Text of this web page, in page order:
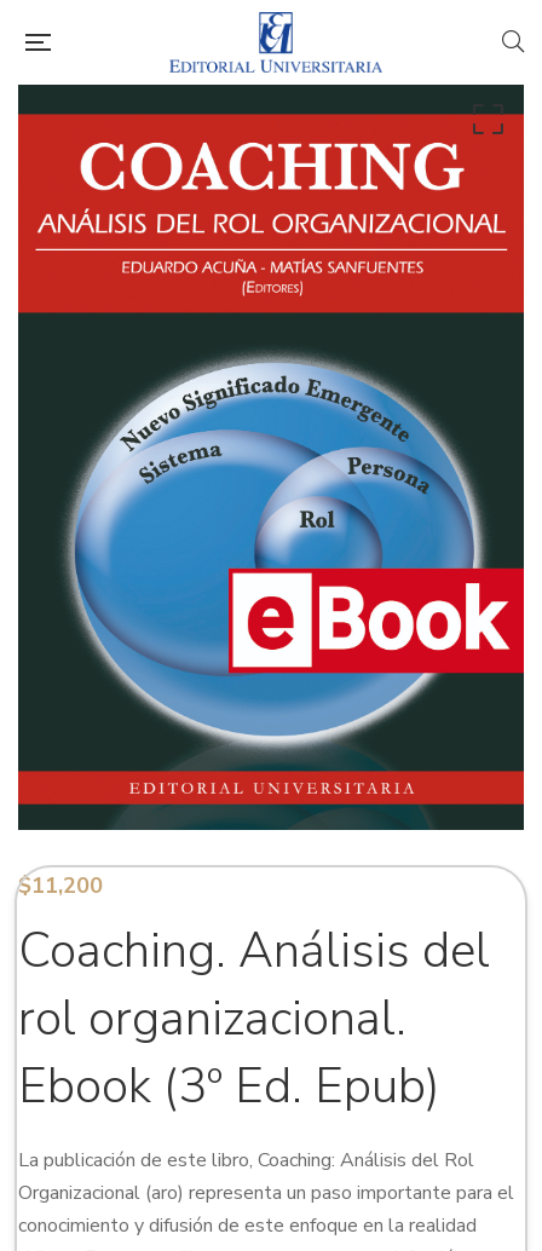
$11,200
Coaching. Análisis del
rol organizacional.
Ebook (3º Ed. Epub)
La publicación de este libro, Coaching: Análisis del Rol
Organizacional (aro) representa un paso importante para el
conocimiento y difusión de este enfoque en la realidad